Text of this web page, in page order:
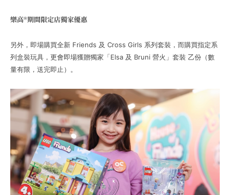
樂高®期間限定店獨家優惠
另外，即場購買全新 Friends 及 Cross Girls 系列套裝，而購買指定系
列盒裝玩具，更會即場獲贈獨家「Elsa 及 Bruni 營火」套裝 乙份（數
量有限，送完即止）。